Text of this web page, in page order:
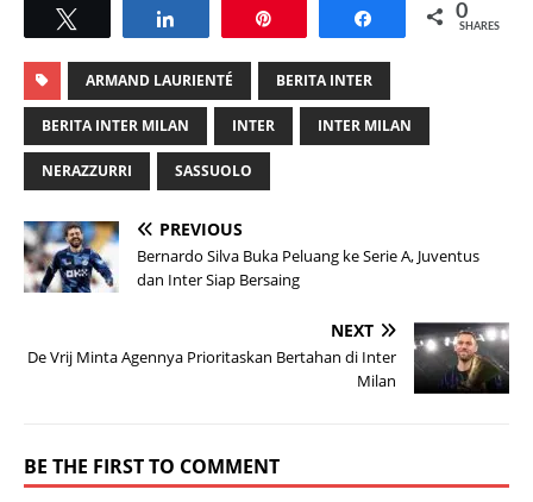
Share 0
SHARES
ARMAND LAURIENTÉ BERITA INTER
BERITA INTER MILAN INTER INTER MILAN
NERAZZURRI SASSUOLO
PREVIOUS
Bernardo Silva Buka Peluang ke Serie A, Juventus
dan Inter Siap Bersaing
NEXT
De Vrij Minta Agennya Prioritaskan Bertahan di Inter
Milan
BE THE FIRST TO COMMENT